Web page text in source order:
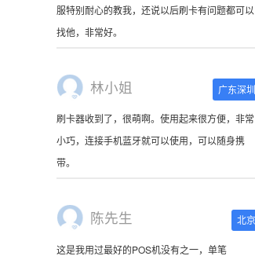
林小姐
小巧，连接手机蓝牙就可以使用，可以随身携
50000。